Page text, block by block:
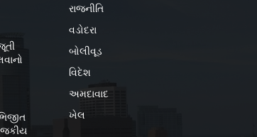
રાજનીતિ
વડોદરા
બોલીવૂડ
વિદેશ
અમદાવાદ
ખેલ